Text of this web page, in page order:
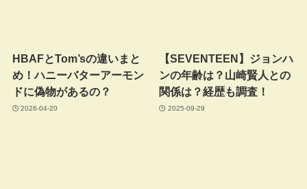
HBAFとTom’sの違いまと
め！ハニーバターアーモン
ドに偽物があるの？
2026-04-20
【SEVENTEEN】ジョンハ
ンの年齢は？山崎賢人との
関係は？経歴も調査！
2025-09-29